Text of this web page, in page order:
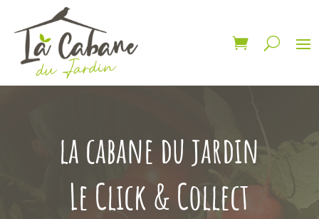
la cabane du jardin
Le Click & Collect